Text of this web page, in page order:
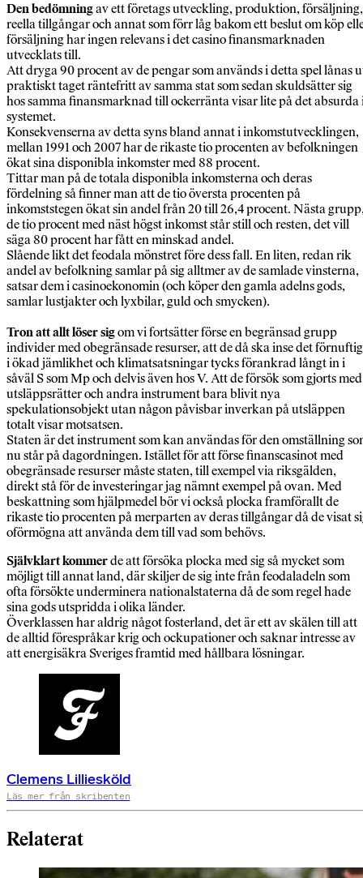
Den bedömningav ett företags utveckling, produktion, försäljning,
reella tillgångar och annat som förr låg bakom ett beslut om köp
försäljning har ingen relevans i det casino finansmarknaden
utvecklats till.
Att dryga 90 procent av de pengar som används i detta spel lånas
praktiskt taget räntefritt av samma stat som sedan skuldsätter sig
hos samma finansmarknad till ockerränta visar lite på det absurda
systemet.
Konsekvenserna av detta syns bland annat i inkomstutvecklingen,
mellan 1991 och 2007 har de rikaste tio procenten av befolkningen
ökat sina disponibla inkomster med 88 procent.
Tittar man på de totala disponibla inkomsterna och deras
fördelning så finner man att de tio översta procenten på
inkomststegen ökat sin andel från 20 till 26,4 procent. Nästa
de tio procent med näst högst inkomst står still och resten, det vill
säga 80 procent har fått en minskad andel.
Slående likt det feodala mönstret före dess fall. En liten, redan rik
andel av befolkning samlar på sig alltmer av de samlade vinsterna,
satsar dem i casinoekonomin (och köper den gamla adelns gods,
samlar lustjakter och lyxbilar, guld och smycken).
Tron att allt löser sigom vi fortsätter förse en begränsad grupp
individer med obegränsade resurser, att de då ska inse det
i ökad jämlikhet och klimatsatsningar tycks förankrad långt in i
såväl S som Mp och delvis även hos V. Att de försök som gjorts med
utsläppsrätter och andra instrument bara blivit nya
spekulationsobjekt utan någon påvisbar inverkan på utsläppen
totalt visar motsatsen.
Staten är det instrument som kan användas för den omställning
nu står på dagordningen. Istället för att förse finanscasinot med
obegränsade resurser måste staten, till exempel via riksgälden,
direkt stå för de investeringar jag nämnt exempel på ovan. Med
beskattning som hjälpmedel bör vi också plocka framförallt de
rikaste tio procenten på merparten av deras tillgångar då de visat
oförmögna att använda dem till vad som behövs.
Självklart kommerde att försöka plocka med sig så mycket som
möjligt till annat land, där skiljer de sig inte från feodaladeln som
ofta försökte underminera nationalstaterna då de som regel hade
sina gods utspridda i olika länder.
Överklassen har aldrig något fosterland, det är ett av skälen till att
de alltid förespråkar krig och ockupationer och saknar intresse av
att energisäkra Sveriges framtid med hållbara lösningar.
Clemens Lilliesköld
Läs mer från skribenten
Relaterat